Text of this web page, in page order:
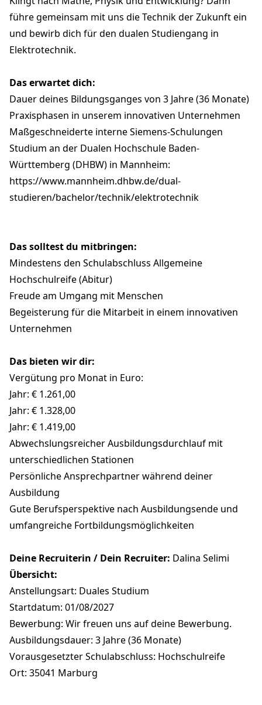
führe gemeinsam mit uns die Technik der Zukunft ein
und bewirb dich für den dualen Studiengang in
Elektrotechnik.
Das erwartet dich:
Dauer deines Bildungsganges von 3 Jahre (36 Monate)
Praxisphasen in unserem innovativen Unternehmen
Maßgeschneiderte interne Siemens-Schulungen
Studium an der Dualen Hochschule Baden-
Württemberg (DHBW) in Mannheim:
https://www.mannheim.dhbw.de/dual-
studieren/bachelor/technik/elektrotechnik
Das solltest du mitbringen:
Mindestens den Schulabschluss Allgemeine
Hochschulreife (Abitur)
Freude am Umgang mit Menschen
Begeisterung für die Mitarbeit in einem innovativen
Unternehmen
Das bieten wir dir:
Vergütung pro Monat in Euro:
Jahr: € 1.261,00
Jahr: € 1.328,00
Jahr: € 1.419,00
Abwechslungsreicher Ausbildungsdurchlauf mit
unterschiedlichen Stationen
Persönliche Ansprechpartner während deiner
Ausbildung
Gute Berufsperspektive nach Ausbildungsende und
umfangreiche Fortbildungsmöglichkeiten
Deine Recruiterin / Dein Recruiter: Dalina Selimi
Übersicht:
Anstellungsart: Duales Studium
Startdatum: 01/08/2027
Bewerbung: Wir freuen uns auf deine Bewerbung.
Ausbildungsdauer: 3 Jahre (36 Monate)
Vorausgesetzter Schulabschluss: Hochschulreife
Ort: 35041 Marburg